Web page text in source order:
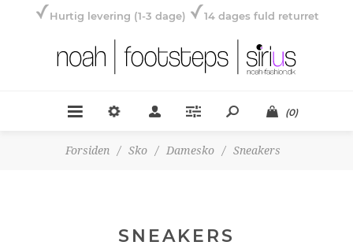
Hurtig levering (1-3 dage) 14 dages fuld returret
(0)
Forsiden / Sko / Damesko / Sneakers
SNEAKERS